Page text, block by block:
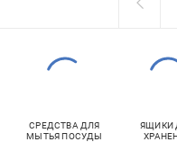
СРЕДСТВА ДЛЯ
МЫТЬЯ ПОСУДЫ
ЯЩИКИ